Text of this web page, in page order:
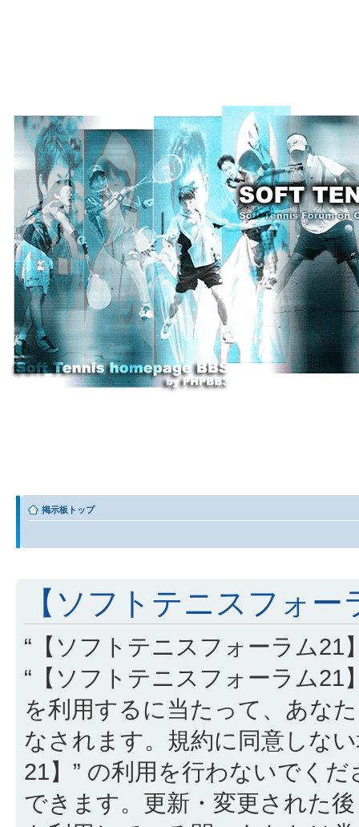
掲示板トップ
【ソフトテニスフォ
“【ソフトテニスフォーラム21
“【ソフトテニスフォーラム21
を利用するに当たって、あな
なされます。規約に同意しな
21】” の利用を行わないでく
できます。更新・変更された